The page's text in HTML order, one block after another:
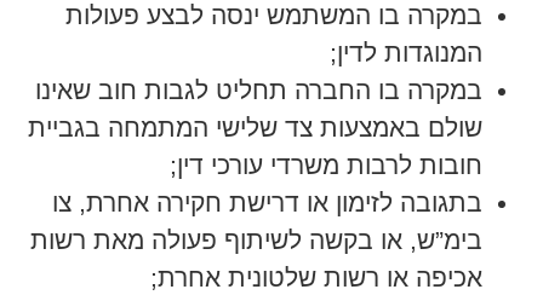
במקרה בו המשתמש ינסה לבצע פעולות
המנוגדות לדין;
במקרה בו החברה תחליט לגבות חוב שאינו
שולם באמצעות צד שלישי המתמחה בגביית
חובות לרבות משרדי עורכי דין;
בתגובה לזימון או דרישת חקירה אחרת, צו
בימ”ש, או בקשה לשיתוף פעולה מאת רשות
אכיפה או רשות שלטונית אחרת;